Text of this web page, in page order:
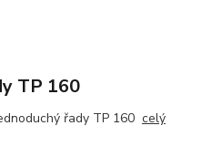
TP 160
řady TP 160 celý